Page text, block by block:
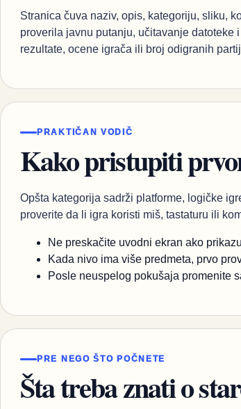
Stranica čuva naziv, opis, kategoriju, sliku,
proverila javnu putanju, učitavanje
rezultate, ocene igrača ili broj odigranih
PRAKTIČAN VODIČ
Kako pristupiti
Opšta kategorija sadrži platforme, logičke
proverite da li igra koristi miš, tastaturu ili
Ne preskačite uvodni ekran ako
Kada nivo ima više predmeta, prvo
Posle neuspelog pokušaja promenite
PRE NEGO ŠTO POČNETE
Šta treba znati o